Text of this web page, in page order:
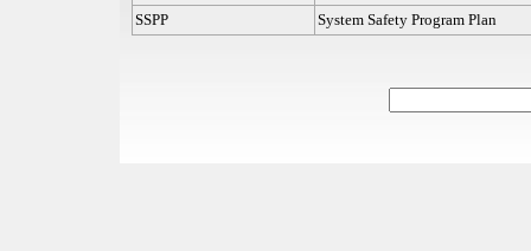
SSPP
System Safety Program Plan